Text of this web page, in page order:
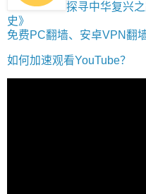
探寻中华复兴
史》
免费PC翻墙、安卓VPN翻
如何加速观看YouTube？